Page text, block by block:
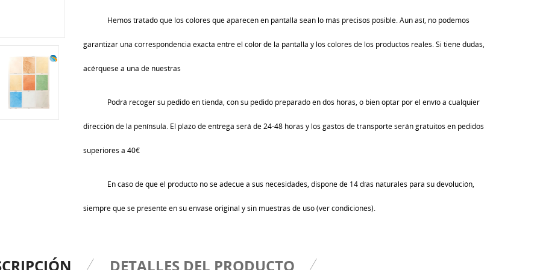
Hemos tratado que los colores que aparecen en pantalla sean lo más precisos posible. Aun así, no podemos
garantizar una correspondencia exacta entre el color de la pantalla y los colores de los productos reales. Si tiene dudas,
acérquese a una de nuestras
Podrá recoger su pedido en tienda, con su pedido preparado en dos horas, o bien optar por el envío a cualquier
dirección de la península. El plazo de entrega será de 24-48 horas y los gastos de transporte serán gratuitos en pedidos
superiores a 40€
En caso de que el producto no se adecue a sus necesidades, dispone de 14 días naturales para su devolución,
siempre que se presente en su envase original y sin muestras de uso (ver condiciones).
DETALLES DEL PRODUCTO